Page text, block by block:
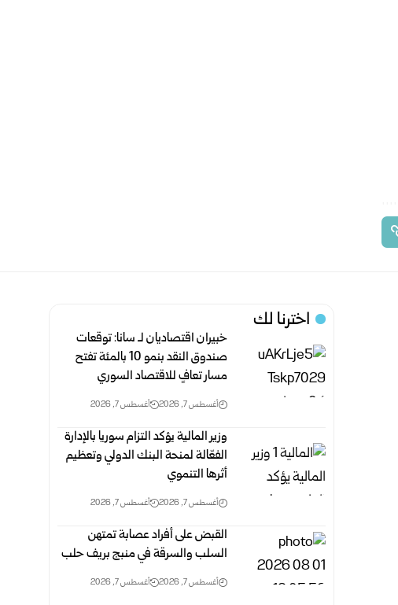
اخترنا لك
خبيران اقتصاديان لـ سانا: توقعات
صندوق النقد بنمو 10 بالمئة تفتح
مسار تعافٍ للاقتصاد السوري
أغسطس 7, 2026 أغسطس 7, 2026
وزير المالية يؤكد التزام سوريا بالإدارة
الفعّالة لمنحة البنك الدولي وتعظيم
أثرها التنموي
أغسطس 7, 2026 أغسطس 7, 2026
القبض على أفراد عصابة تمتهن
السلب والسرقة في منبج بريف حلب
أغسطس 7, 2026 أغسطس 7, 2026